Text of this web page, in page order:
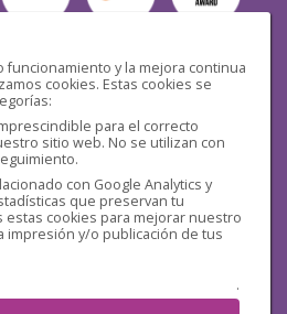
funcionamiento y la mejora continua
cookies. Estas cookies se
para el correcto
sitio web. No se utilizan con
con Google Analytics y
que preservan tu
estas cookies para mejorar nuestro
impresión y/o publicación de tus
.
sociales